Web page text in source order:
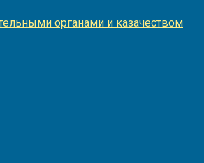
органами и казачеством